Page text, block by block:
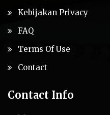
Kebijakan Privacy
FAQ
Terms Of Use
Contact
Contact Info